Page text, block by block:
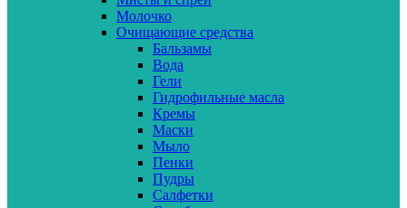
Молочко
Очищающие средства
Бальзамы
Вода
Гели
Гидрофильные масла
Кремы
Маски
Мыло
Пенки
Пудры
Салфетки